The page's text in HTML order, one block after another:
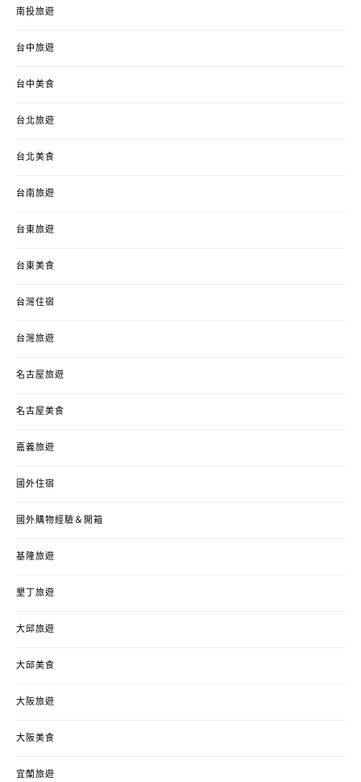
南投旅遊
台中旅遊
台中美食
台北旅遊
台北美食
台南旅遊
台東旅遊
台東美食
台灣住宿
台灣旅遊
名古屋旅遊
名古屋美食
嘉義旅遊
國外住宿
國外購物經驗＆開箱
基隆旅遊
墾丁旅遊
大邱旅遊
大邱美食
大阪旅遊
大阪美食
宜蘭旅遊